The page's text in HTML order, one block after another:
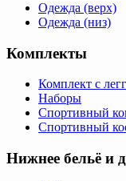
Одежда (верх)
Одежда (низ)
Комплекты
Комплект с
Наборы
Спортивный
Спортивный
Нижнее бельё и